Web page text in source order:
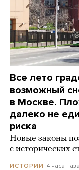
Все лето
возможный
в Москве.
далеко не
риска
Новые законы
с исторических
ИСТОРИИ 4 часа